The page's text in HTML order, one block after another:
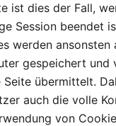
ist dies der Fall,
Session beendet
werden ansonsten
gespeichert und
Seite übermittelt.
auch die volle
von